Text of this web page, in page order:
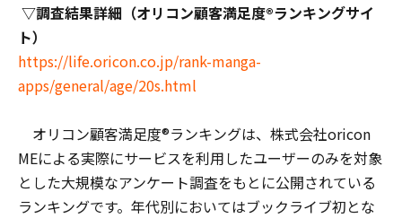
▽調査結果詳細（オリコン顧客満足度®ランキングサイ
ト）
https://life.oricon.co.jp/rank-manga-
apps/general/age/20s.html
オリコン顧客満足度®ランキングは、株式会社oricon
MEによる実際にサービスを利用したユーザーのみを対象
とした大規模なアンケート調査をもとに公開されている
ランキングです。年代別においてはブックライブ初とな